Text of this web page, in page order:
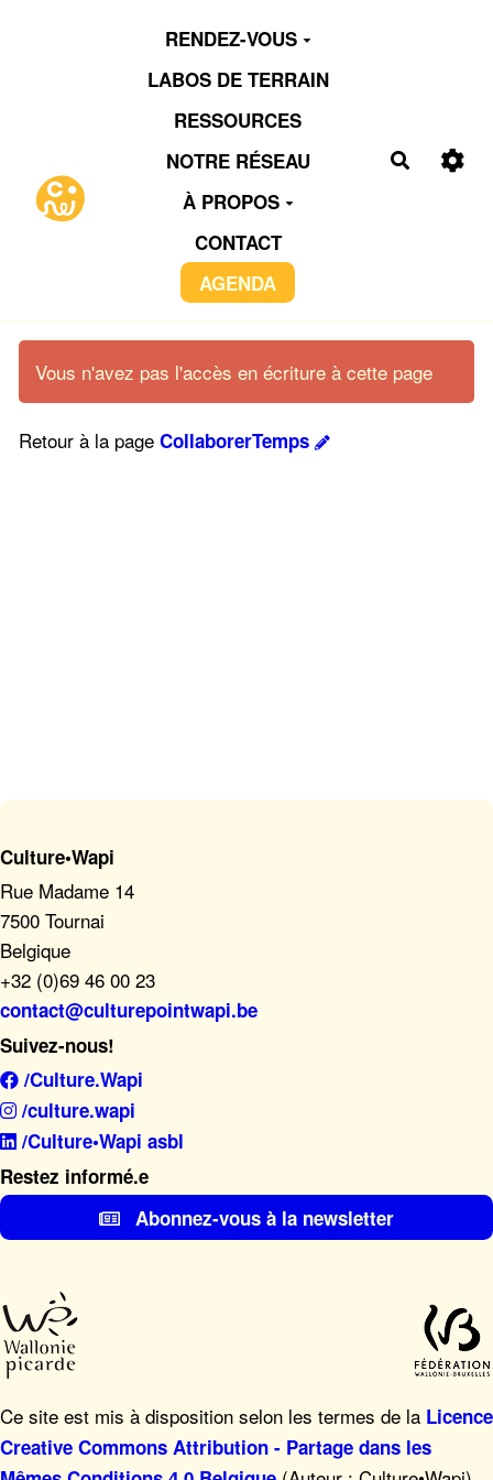
Aller au contenu principal
RENDEZ-VOUS
LABOS DE TERRAIN
RESSOURCES
NOTRE RÉSEAU
À PROPOS
CONTACT
AGENDA
Vous n'avez pas l'accès en écriture à cette page
Retour à la page CollaborerTemps
Culture•Wapi
Rue Madame 14
7500 Tournai
Belgique
+32 (0)69 46 00 23
contact@culturepointwapi.be
Suivez-nous!
/Culture.Wapi
/culture.wapi
/Culture•Wapi asbl
Restez informé.e
Abonnez-vous à la newsletter
Ce site est mis à disposition selon les termes de la Licence
Creative Commons Attribution - Partage dans les